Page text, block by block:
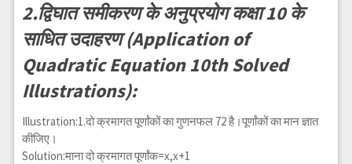
2.द्विघात समीकरण के अनुप्रयोग कक्षा 10 के
साधित उदाहरण (Application of
Quadratic Equation 10th Solved
Illustrations):
Illustration:1.दो क्रमागत पूर्णांकों का गुणनफल 72 है।पूर्णांकों का मान ज्ञात
कीजिए।
Solution:माना दो क्रमागत पूर्णांक=x,x+1